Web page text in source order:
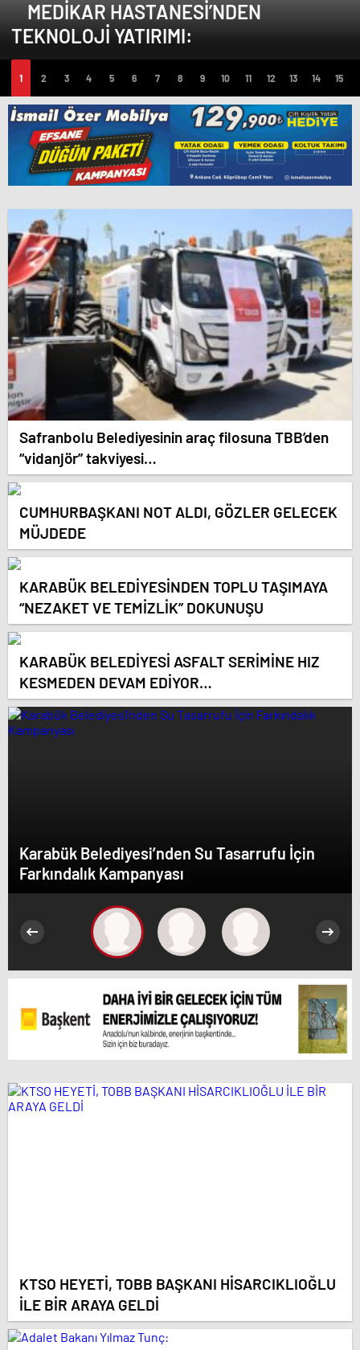
MEDİKAR HASTANESİ’NDEN
TEKNOLOJİ YATIRIMI:
Safranbolu Belediyesinin araç filosuna TBB’den
“vidanjör” takviyesi…
CUMHURBAŞKANI NOT ALDI, GÖZLER GELECEK
MÜJDEDE
KARABÜK BELEDİYESİNDEN TOPLU TAŞIMAYA
“NEZAKET VE TEMİZLİK” DOKUNUŞU
KARABÜK BELEDİYESİ ASFALT SERİMİNE HIZ
KESMEDEN DEVAM EDİYOR…
Karabük Belediyesi’nden Su Tasarrufu İçin
Farkındalık Kampanyası
KTSO HEYETİ, TOBB BAŞKANI HİSARCIKLIOĞLU
İLE BİR ARAYA GELDİ